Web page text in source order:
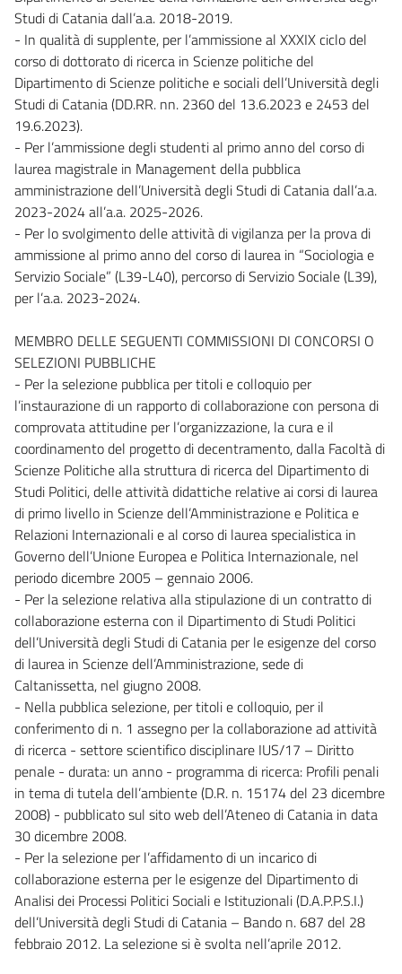
Studi di Catania dall’a.a. 2018-2019.
- In qualità di supplente, per l’ammissione al XXXIX ciclo del
corso di dottorato di ricerca in Scienze politiche del
Dipartimento di Scienze politiche e sociali dell’Università degli
Studi di Catania (DD.RR. nn. 2360 del 13.6.2023 e 2453 del
19.6.2023).
- Per l’ammissione degli studenti al primo anno del corso di
laurea magistrale in Management della pubblica
amministrazione dell’Università degli Studi di Catania dall’a.a.
2023-2024 all’a.a. 2025-2026.
- Per lo svolgimento delle attività di vigilanza per la prova di
ammissione al primo anno del corso di laurea in “Sociologia e
Servizio Sociale” (L39-L40), percorso di Servizio Sociale (L39),
per l’a.a. 2023-2024.
MEMBRO DELLE SEGUENTI COMMISSIONI DI CONCORSI O
SELEZIONI PUBBLICHE
- Per la selezione pubblica per titoli e colloquio per
l’instaurazione di un rapporto di collaborazione con persona di
comprovata attitudine per l’organizzazione, la cura e il
coordinamento del progetto di decentramento, dalla Facoltà di
Scienze Politiche alla struttura di ricerca del Dipartimento di
Studi Politici, delle attività didattiche relative ai corsi di laurea
di primo livello in Scienze dell’Amministrazione e Politica e
Relazioni Internazionali e al corso di laurea specialistica in
Governo dell’Unione Europea e Politica Internazionale, nel
periodo dicembre 2005 – gennaio 2006.
- Per la selezione relativa alla stipulazione di un contratto di
collaborazione esterna con il Dipartimento di Studi Politici
dell’Università degli Studi di Catania per le esigenze del corso
di laurea in Scienze dell’Amministrazione, sede di
Caltanissetta, nel giugno 2008.
- Nella pubblica selezione, per titoli e colloquio, per il
conferimento di n. 1 assegno per la collaborazione ad attività
di ricerca - settore scientifico disciplinare IUS/17 – Diritto
penale - durata: un anno - programma di ricerca: Profili penali
in tema di tutela dell’ambiente (D.R. n. 15174 del 23 dicembre
2008) - pubblicato sul sito web dell’Ateneo di Catania in data
30 dicembre 2008.
- Per la selezione per l’affidamento di un incarico di
collaborazione esterna per le esigenze del Dipartimento di
Analisi dei Processi Politici Sociali e Istituzionali (D.A.P.P.S.I.)
dell’Università degli Studi di Catania – Bando n. 687 del 28
febbraio 2012. La selezione si è svolta nell’aprile 2012.